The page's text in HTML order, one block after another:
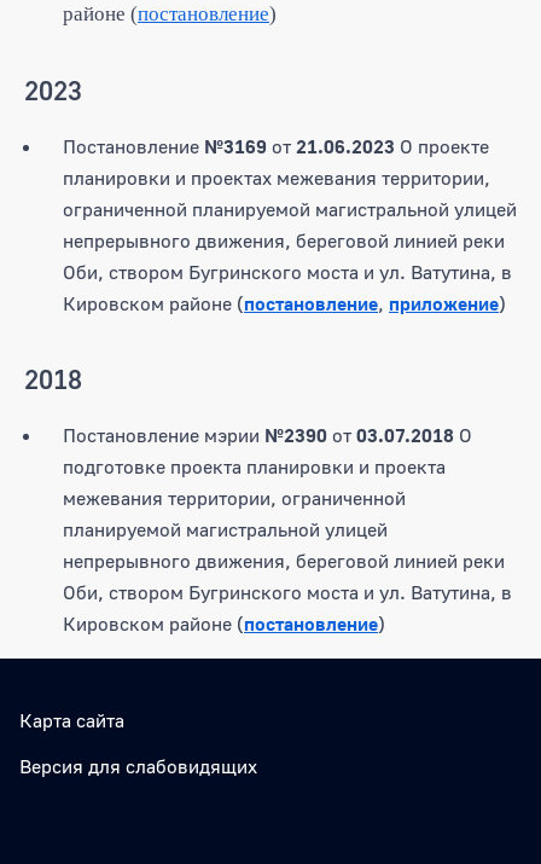
районе (постановление)
2023
Постановление №3169 от 21.06.2023 О проекте
планировки и проектах межевания территории,
ограниченной планируемой магистральной улицей
непрерывного движения, береговой линией реки
Оби, створом Бугринского моста и ул. Ватутина, в
Кировском районе (постановление, приложение)
2018
Постановление мэрии №2390 от 03.07.2018 О
подготовке проекта планировки и проекта
межевания территории, ограниченной
планируемой магистральной улицей
непрерывного движения, береговой линией реки
Оби, створом Бугринского моста и ул. Ватутина, в
Кировском районе (постановление)
Карта сайта
Версия для слабовидящих